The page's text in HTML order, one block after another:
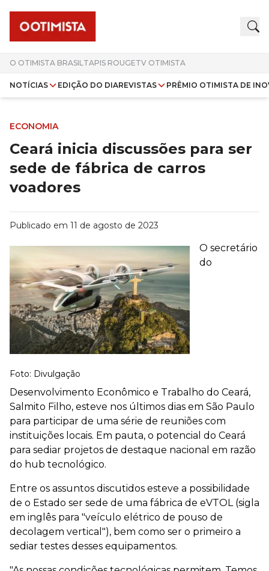
O OTIMISTA BRASILTAPIS ROUGETV OTIMISTA
NOTÍCIAS EDIÇÃO DO DIAREVISTAS PRÊMIO OTIMISTA DE
ECONOMIA
Ceará inicia discussões para ser
sede de fábrica de carros
voadores
Publicado em 11 de agosto de 2023
Foto: Divulgação
O secretário
do
Desenvolvimento Econômico e Trabalho do Ceará,
Salmito Filho, esteve nos últimos dias em São Paulo
para participar de uma série de reuniões com
instituições locais. Em pauta, o potencial do Ceará
para sediar projetos de destaque nacional em razão
do hub tecnológico.
Entre os assuntos discutidos esteve a possibilidade
de o Estado ser sede de uma fábrica de eVTOL (sigla
em inglês para "veículo elétrico de pouso de
decolagem vertical"), bem como ser o primeiro a
sediar testes desses equipamentos.